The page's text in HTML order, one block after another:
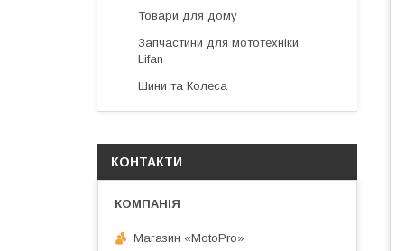
Товари для дому
Запчастини для мототехніки
Lifan
Шини та Колеса
КОНТАКТИ
Магазин «MotoPro»